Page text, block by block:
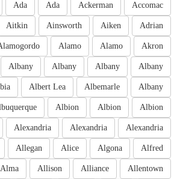
Accomac
Ackerman
Ada
Ada
Adrian
Aiken
Ainsworth
Aitkin
Akron
Alamo
Alamo
Albany
Albany
Albany
Albany
Albany
Albemarle
Albert Lea
Albion
Albion
Albion
Alexandria
Alexandria
Alexandria
Alfred
Algona
Alice
Allegan
Allentown
Alliance
Allison
Alma